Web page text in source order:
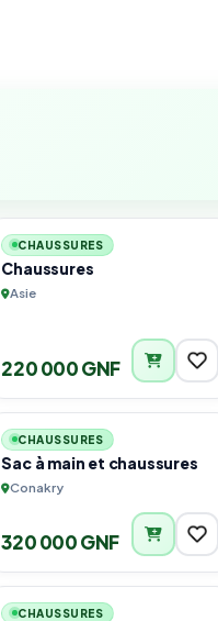
CHAUSSURES
Chaussures
Asie
220 000 GNF
2
CHAUSSURES
Sac à main et chaussures
Conakry
320 000 GNF
3
CHAUSSURES